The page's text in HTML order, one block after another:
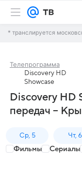
* транслируется
Телепрограмма
Discovery HD
Showcase
Discovery HD
передач –
Ср, 5 Чт, 6
Фильмы Сериалы